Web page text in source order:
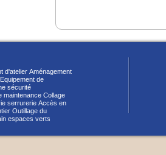
d'atelier Aménagement
Equipement de
sécurité
maintenance Collage
serrurerie Accès en
Outillage du
espaces verts